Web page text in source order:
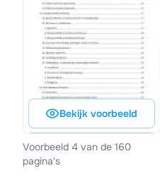
Bekijk voorbeeld
Voorbeeld 4 van de 160
pagina's